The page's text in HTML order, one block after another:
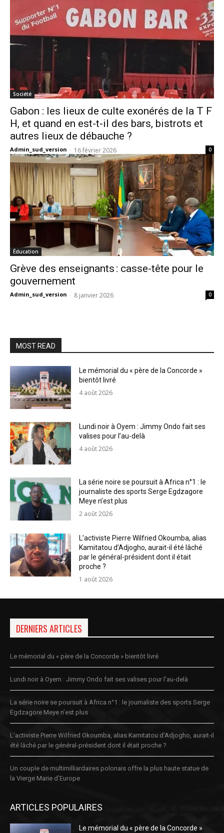
Société
Gabon : les lieux de culte exonérés de la T F
H, et quand en est-t-il des bars, bistrots et
autres lieux de débauche ?
Admin_sud_version - 16 février 2026 0
Éducation
Grève des enseignants : casse-tête pour le
gouvernement
Admin_sud_version - 8 janvier 2026 0
MOST READ
Le mémorial du « père de la Concorde »
bientôt livré
4 août 2026
Lundi noir à Oyem : Jimmy Ondo fait ses
valises pour l’au-delà
4 août 2026
La série noire se poursuit à Africa n°1 : le
journaliste des sports Serge Egdzagore
Meye n’est plus
2 août 2026
L’activiste Pierre Wilfried Okoumba, alias
Kamitatou d’Adjogho, aurait-il été lâché
par le général-président dont il était
proche ?
1 août 2026
DERNIERS ARTICLES
Le mémorial du « père de la Concorde » bientôt livré
Lundi noir à Oyem : Jimmy Ondo fait ses valises pour l’au-delà
La série noire se poursuit à Africa n°1 : le journaliste des sports Serge
Egdzagore Meye n’est plus
L’activiste Pierre Wilfried Okoumba, alias Kamitatou d’Adjogho, aurait-il
été lâché par le général-président dont il était proche ?
Un couple de multimilliardaires polonais offre la plus haute statue de
la Vierge Marie d’Europe
ARTICLES POPULAIRES
Le mémorial du « père de la Concorde »